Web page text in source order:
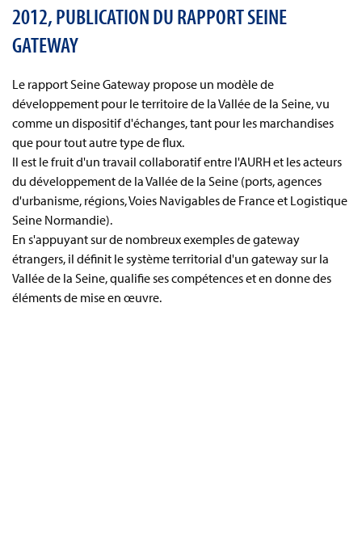
2012, PUBLICATION DU RAPPORT SEINE
GATEWAY
Le rapport Seine Gateway propose un modèle de
développement pour le territoire de la Vallée de la Seine, vu
comme un dispositif d'échanges, tant pour les marchandises
que pour tout autre type de flux.
Il est le fruit d'un travail collaboratif entre l'AURH et les acteurs
du développement de la Vallée de la Seine (ports, agences
d'urbanisme, régions, Voies Navigables de France et Logistique
Seine Normandie).
En s'appuyant sur de nombreux exemples de gateway
étrangers, il définit le système territorial d'un gateway sur la
Vallée de la Seine, qualifie ses compétences et en donne des
éléments de mise en œuvre.